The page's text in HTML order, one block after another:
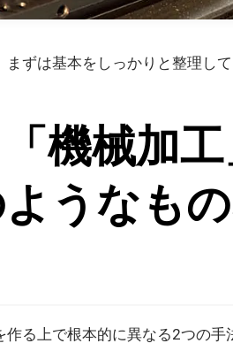
ずは基本をしっかりと整理し
「機械加
うなも
る上で根本的に異なる2つの